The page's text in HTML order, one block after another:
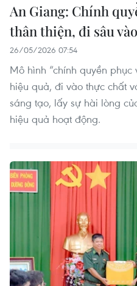
An Giang: Chính
thân thiện, đi sâu
26/05/2026 07:54
Mô hình “chính quyền
hiệu quả, đi vào thực chất
sáng tạo, lấy sự hài lòng
hiệu quả hoạt động.